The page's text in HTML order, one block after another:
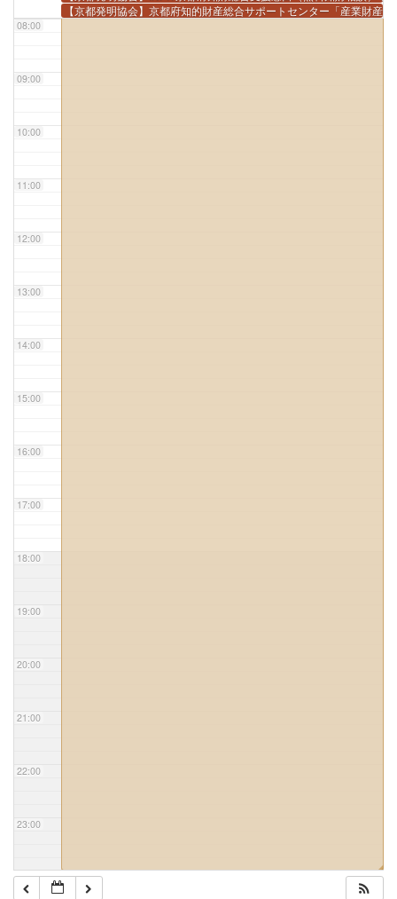
【京都発明協会】京都府知的財産総合サポートセンター「産業財産
08:00
09:00
10:00
11:00
12:00
13:00
14:00
15:00
16:00
17:00
18:00
19:00
20:00
21:00
22:00
23:00
◢